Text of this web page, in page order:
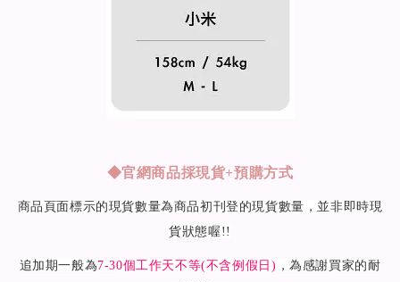
◆官網商品採現貨+預購方式
商品頁面標示的現貨數量為商品初刊登的現貨數量，並非即時現
貨狀態喔!!
追加期一般為7-30個工作天不等(不含例假日) ，為感謝買家的耐